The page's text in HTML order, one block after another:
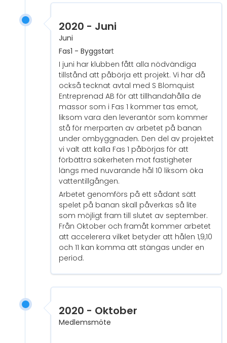
2020 - Juni
Juni
Fas1 - Byggstart
I juni har klubben fått alla nödvändiga
tillstånd att påbörja ett projekt. Vi har då
också tecknat avtal med S Blomquist
Entreprenad AB för att tillhandahålla de
massor som i Fas 1 kommer tas emot,
liksom vara den leverantör som kommer
stå för merparten av arbetet på banan
under ombyggnaden. Den del av projektet
vi valt att kalla Fas 1 påbörjas för att
förbättra säkerheten mot fastigheter
längs med nuvarande hål 10 liksom öka
vattentillgången.
Arbetet genomförs på ett sådant sätt
spelet på banan skall påverkas så lite
som möjligt fram till slutet av september.
Från Oktober och framåt kommer arbetet
att accelerera vilket betyder att hålen 1,9,10
och 11 kan komma att stängas under en
period.
2020 - Oktober
Medlemsmöte